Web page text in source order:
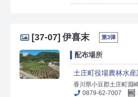
[37-07] 伊喜末 第3弾
配布場所
土庄町役場農林水産
香川県小豆郡土庄町淵
0879-62-7007